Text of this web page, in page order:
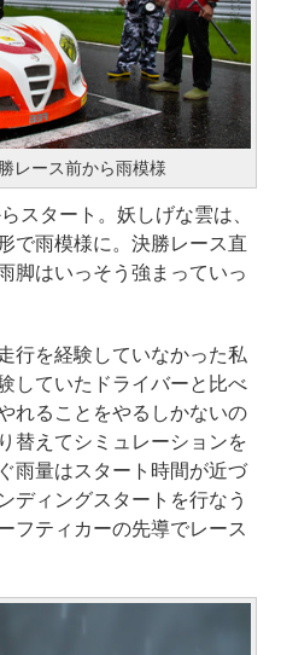
レース前から雨模様
スタート。妖しげな雲は、
で雨模様に。決勝レース直
脚はいっそう強まっていっ
行を経験していなかった私
していたドライバーと比べ
れることをやるしかないの
替えてシミュレーションを
雨量はスタート時間が近づ
ディングスタートを行なう
フティカーの先導でレース